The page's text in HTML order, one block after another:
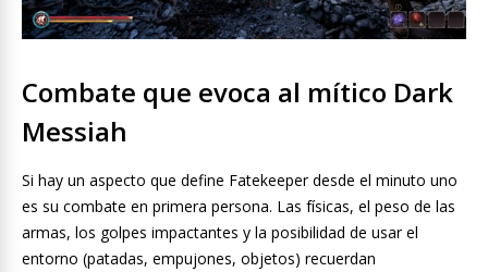
Combate que evoca al mítico Dark
Messiah
Si hay un aspecto que define Fatekeeper desde el minuto uno
es su combate en primera persona. Las físicas, el peso de las
armas, los golpes impactantes y la posibilidad de usar el
entorno (patadas, empujones, objetos) recuerdan